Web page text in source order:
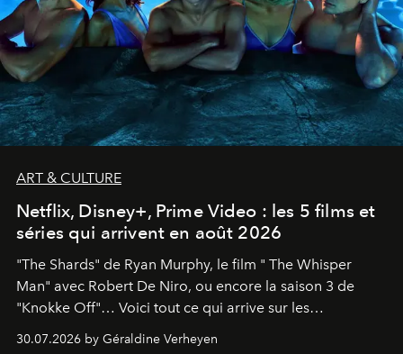
ART & CULTURE
Netflix, Disney+, Prime Video : les 5 films et
séries qui arrivent en août 2026
"The Shards" de Ryan Murphy, le film " The Whisper
Man" avec Robert De Niro, ou encore la saison 3 de
"Knokke Off"… Voici tout ce qui arrive sur les
30.07.2026 by Géraldine Verheyen